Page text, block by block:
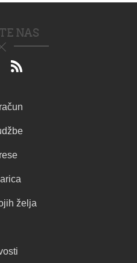
NAS
želja